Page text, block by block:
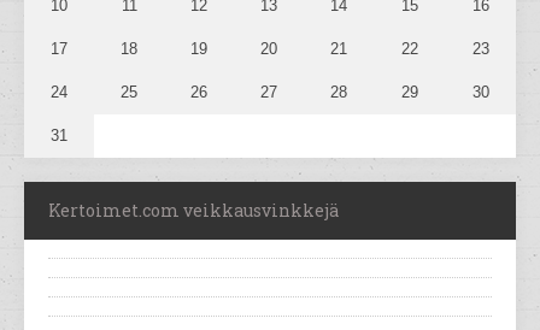
10 11 12 13 14 15 16
17 18 19 20 21 22 23
24 25 26 27 28 29 30
31
Kertoimet.com veikkausvinkkejä